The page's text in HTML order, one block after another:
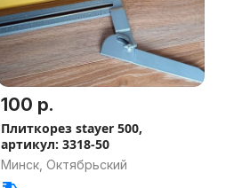
100 р.
Плиткорез stayer 500,
артикул: 3318-50
Минск, Октябрьский